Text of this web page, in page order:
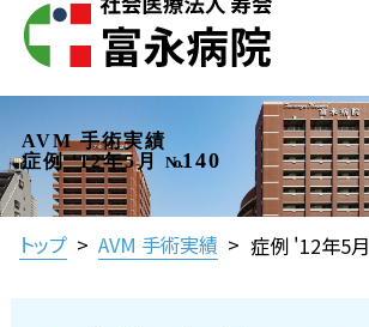
AVM 手術実績
症例 '12年5月
No.140
トップ > AVM 手術実績 > 症例 '12年5月